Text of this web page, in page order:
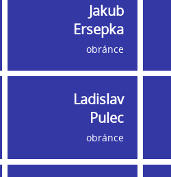
Jakub
Ersepka
obránce
Ladislav
Pulec
obránce